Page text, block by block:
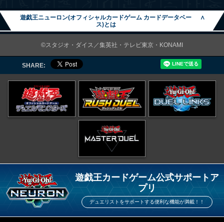
遊戯王ニューロン(オフィシャルカードゲーム カードデータベー
ス)とは
∧
©スタジオ・ダイス／集英社・テレビ東京・KONAMI
SHARE:
遊戯王カードゲーム公式サポートア
プリ
デュエリストをサポートする便利な機能が満載！！